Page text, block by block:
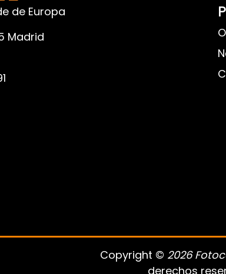
de Europa
Madrid
Copyright © 2026
derechos